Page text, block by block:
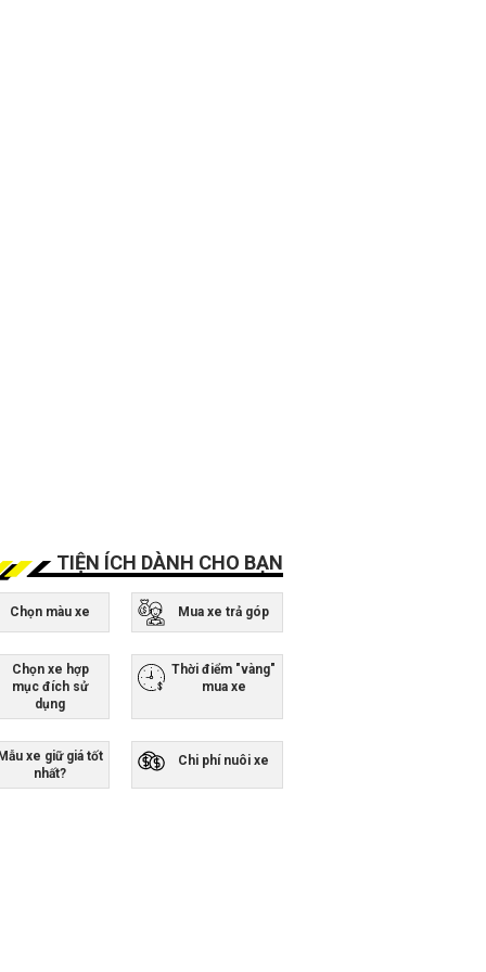
TIỆN ÍCH DÀNH CHO BẠN
Chọn màu xe Mua xe trả góp
Chọn xe hợp
mục đích sử
dụng
Thời điểm "vàng"
mua xe
xe giữ giá tốt
nhất?
Chi phí nuôi xe